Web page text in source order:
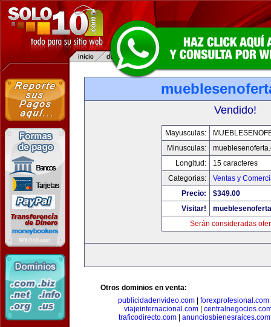
Vendido!
Mayusculas:
Minusculas:
Longitud:
15 caracteres
Categorias:
Ventas y
Precio:
$349.00
Visitar!
Serán consideradas
Otros dominios en venta:
publicidadenvideo.com| forexprofesional.com
viajeinternacional.com
traficodirecto.com
anunciosbienesraices.com